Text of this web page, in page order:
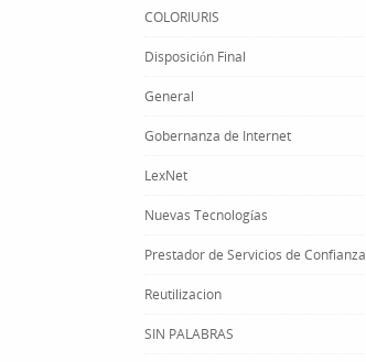
COLORIURIS
Disposición Final
General
Gobernanza de Internet
LexNet
Nuevas Tecnologías
Prestador de Servicios de Confianza
Reutilizacion
SIN PALABRAS